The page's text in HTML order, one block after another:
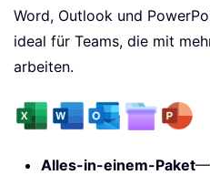
Word, Outlook und
ideal für Teams, die mit
arbeiten.
Alles-in-einem-Paket—